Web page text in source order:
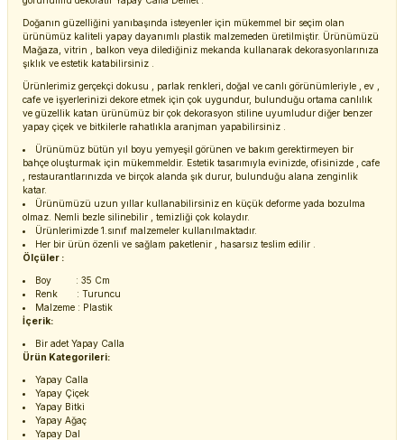
Doğanın güzelliğini yanıbaşında isteyenler için mükemmel bir seçim olan
ürünümüz kaliteli yapay dayanımlı plastik malzemeden üretilmiştir. Ürünümüzü
Mağaza, vitrin , balkon veya dilediğiniz mekanda kullanarak dekorasyonlarınıza
şıklık ve estetik katabilirsiniz .
Ürünlerimiz gerçekçi dokusu , parlak renkleri, doğal ve canlı görünümleriyle , ev ,
cafe ve işyerlerinizi dekore etmek için çok uygundur, bulunduğu ortama canlılık
ve güzellik katan ürünümüz bir çok dekorasyon stiline uyumludur diğer benzer
yapay çiçek ve bitkilerle rahatlıkla aranjman yapabilirsiniz .
Ürünümüz bütün yıl boyu yemyeşil görünen ve bakım gerektirmeyen bir
bahçe oluşturmak için mükemmeldir. Estetik tasarımıyla evinizde, ofisinizde , cafe
, restaurantlarınızda ve birçok alanda şık durur, bulunduğu alana zenginlik
katar.
Ürünümüzü uzun yıllar kullanabilirsiniz en küçük deforme yada bozulma
olmaz. Nemli bezle silinebilir , temizliği çok kolaydır.
Ürünlerimizde 1.sınıf malzemeler kullanılmaktadır.
Her bir ürün özenli ve sağlam paketlenir , hasarsız teslim edilir .
Ölçüler :
Boy : 35 Cm
Renk : Turuncu
Malzeme : Plastik
İçerik:
Bir adet Yapay Calla
Ürün Kategorileri:
Yapay Calla
Yapay Çiçek
Yapay Bitki
Yapay Ağaç
Yapay Dal